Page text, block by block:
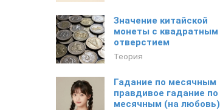
Значение китайской
монеты с квадратным
отверстием
Теория
Гадание по месячным
правдивое гадание по
месячным (на любовь)